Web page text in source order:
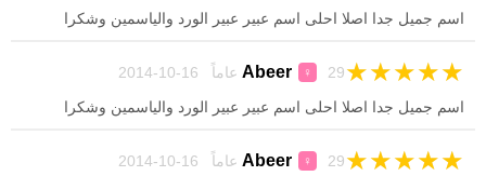
اسم جميل جدا اصلا احلى اسم عبير عبير الورد والياسمين وشكرا
Abeer ♀ 29 عاماً 16-10-2014 ★
★
★
★
★
اسم جميل جدا اصلا احلى اسم عبير عبير الورد والياسمين وشكرا
Abeer ♀ 29 عاماً 16-10-2014 ★
★
★
★
★